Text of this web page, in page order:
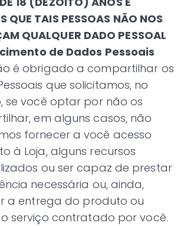
QUE TAIS PESSOAS NÃO NOS
QUALQUER DADO PESSOAL
de Dados Pessoais
é obrigado a compartilhar os
que solicitamos, no
se você optar por não os
em alguns casos, não
fornecer a você acesso
à Loja, alguns recursos
ou ser capaz de prestar
necessária ou, ainda,
a entrega do produto ou
serviço contratado por você.